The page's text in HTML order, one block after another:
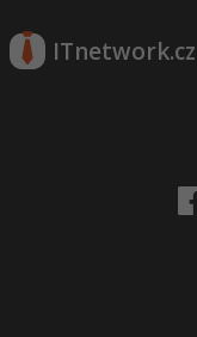
ITnetwork.cz